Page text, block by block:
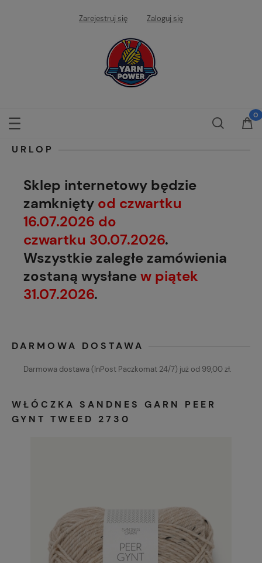
Zarejestruj się Zaloguj się
URLOP
Sklep internetowy będzie
zamknięty od czwartku
16.07.2026 do
czwartku 30.07.2026.
Wszystkie zaległe zamówienia
zostaną wysłanew piątek
31.07.2026.
DARMOWA DOSTAWA
Darmowa dostawa (InPost Paczkomat 24/7) już od 99,00 zł.
WŁÓCZKA SANDNES GARN PEER
GYNT TWEED 2730